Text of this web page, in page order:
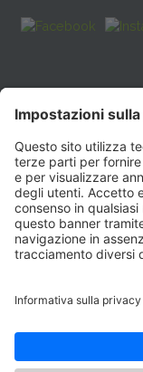
Sede
E-
Sede legale: